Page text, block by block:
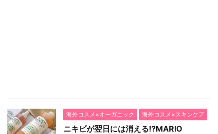
海外コスメ×オーガニック 海外コスメ×スキンケア
ニキビが翌日には消える!?MARIO